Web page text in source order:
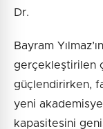
Dr.
Bayram
gerçekleştirilen
güçlendirirken,
yeni
kapasitesini